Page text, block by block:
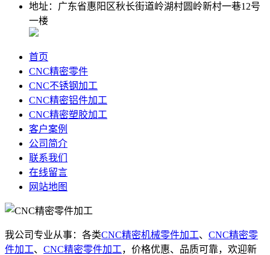
地址：广东省惠阳区秋长街道岭湖村圆岭新村一巷12号
一楼
首页
CNC精密零件
CNC不锈钢加工
CNC精密铝件加工
CNC精密塑胶加工
客户案例
公司简介
联系我们
在线留言
网站地图
我公司专业从事：各类CNC精密机械零件加工、 CNC精密零
件加工、 CNC精密零件加工，价格优惠、品质可靠，欢迎新